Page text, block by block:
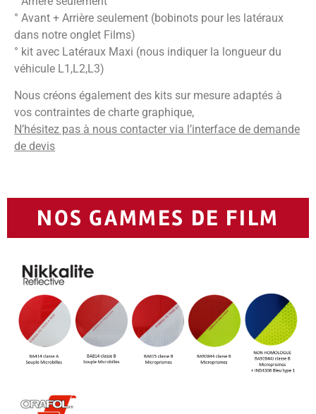
° Avant + Arrière seulement (bobinots pour les latéraux
dans notre onglet Films)
° kit avec Latéraux Maxi (nous indiquer la longueur du
véhicule L1,L2,L3)
Nous créons également des kits sur mesure adaptés à
vos contraintes de charte graphique,
N’hésitez pas à nous contacter via l’interface de demande
de devis
NOS GAMMES DE FILM